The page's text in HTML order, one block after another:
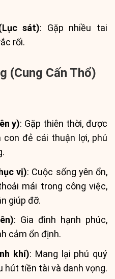
sát): Gặp nhiều tai
rối.
(Cung Cấn Thổ)
y): Gặp thiên thời, được
con đẻ cái thuận lợi, phú
vị): Cuộc sống yên ổn,
mái trong công việc,
giúp đỡ.
: Gia đình hạnh phúc,
cảm ổn định.
khí): Mang lại phú quý
hút tiền tài và danh vọng.